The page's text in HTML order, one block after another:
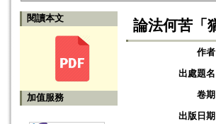
閱讀本文
加值服務
論法何苦「
作者
出處題名
卷期
出版日期